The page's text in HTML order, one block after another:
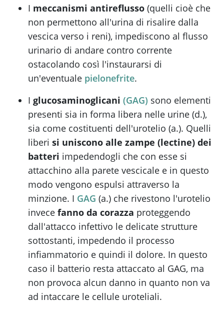
I meccanismi antireflusso (quelli cioè che
non permettono all'urina di risalire dalla
vescica verso i reni), impediscono al flusso
urinario di andare contro corrente
ostacolando così l'instaurarsi di
un'eventuale pielonefrite.
I glucosaminoglicani (GAG) sono elementi
presenti sia in forma libera nelle urine (d.),
sia come costituenti dell'urotelio (a.). Quelli
liberi si uniscono alle zampe (lectine) dei
batteri impedendogli che con esse si
attacchino alla parete vescicale e in questo
modo vengono espulsi attraverso la
minzione. I GAG (a.) che rivestono l'urotelio
invece fanno da corazza proteggendo
dall'attacco infettivo le delicate strutture
sottostanti, impedendo il processo
infiammatorio e quindi il dolore. In questo
caso il batterio resta attaccato al GAG, ma
non provoca alcun danno in quanto non va
ad intaccare le cellule uroteliali.